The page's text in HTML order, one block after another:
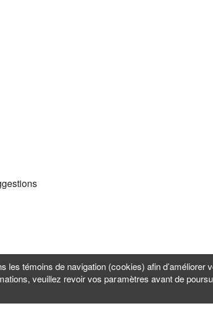
les témoins de navigation (cookies) afin
veuillez revoir vos paramètres avant de